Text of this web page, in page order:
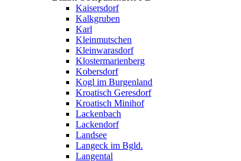
Kaisersdorf
Kalkgruben
Karl
Kleinmutschen
Kleinwarasdorf
Klostermarienberg
Kobersdorf
Kogl im Burgenland
Kroatisch Geresdorf
Kroatisch Minihof
Lackenbach
Lackendorf
Landsee
Langeck im Bgld.
Langental